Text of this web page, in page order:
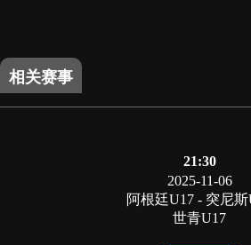
相关赛事
21:30
2025-11-06
阿根廷U17 - 突尼斯
世青U17